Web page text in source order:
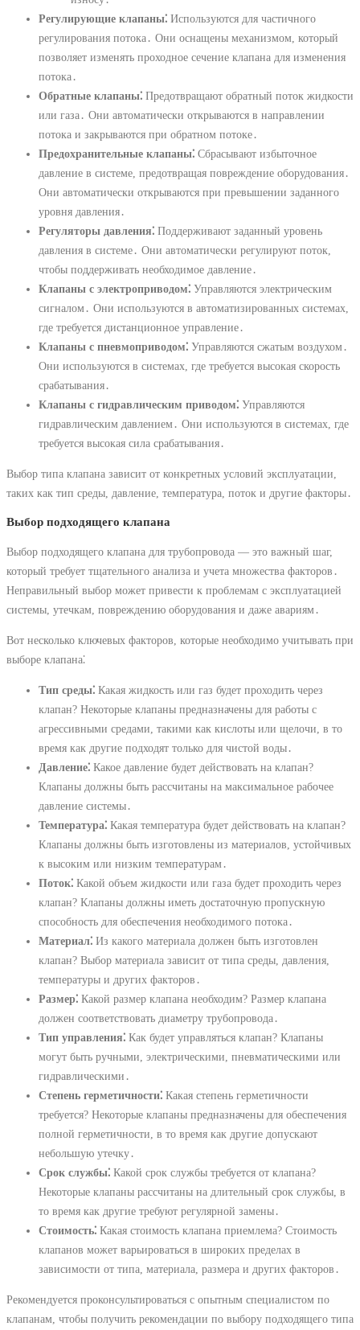
Регулирующие клапаны⁚ Используются для частичного
регулирования потока․ Они оснащены механизмом, который
позволяет изменять проходное сечение клапана для изменения
потока․
Обратные клапаны⁚ Предотвращают обратный поток жидкости
или газа․ Они автоматически открываются в направлении
потока и закрываются при обратном потоке․
Предохранительные клапаны⁚ Сбрасывают избыточное
давление в системе, предотвращая повреждение оборудования․
Они автоматически открываются при превышении заданного
уровня давления․
Регуляторы давления⁚ Поддерживают заданный уровень
давления в системе․ Они автоматически регулируют поток,
чтобы поддерживать необходимое давление․
Клапаны с электроприводом⁚ Управляются электрическим
сигналом․ Они используются в автоматизированных системах,
где требуется дистанционное управление․
Клапаны с пневмоприводом⁚ Управляются сжатым воздухом․
Они используются в системах, где требуется высокая скорость
срабатывания․
Клапаны с гидравлическим приводом⁚ Управляются
гидравлическим давлением․ Они используются в системах, где
требуется высокая сила срабатывания․
Выбор типа клапана зависит от конкретных условий эксплуатации,
таких как тип среды, давление, температура, поток и другие факторы․
Выбор подходящего клапана
Выбор подходящего клапана для трубопровода ― это важный шаг,
который требует тщательного анализа и учета множества факторов․
Неправильный выбор может привести к проблемам с эксплуатацией
системы, утечкам, повреждению оборудования и даже авариям․
Вот несколько ключевых факторов, которые необходимо учитывать при
выборе клапана⁚
Тип среды⁚ Какая жидкость или газ будет проходить через
клапан? Некоторые клапаны предназначены для работы с
агрессивными средами, такими как кислоты или щелочи, в то
время как другие подходят только для чистой воды․
Давление⁚ Какое давление будет действовать на клапан?
Клапаны должны быть рассчитаны на максимальное рабочее
давление системы․
Температура⁚ Какая температура будет действовать на клапан?
Клапаны должны быть изготовлены из материалов, устойчивых
к высоким или низким температурам․
Поток⁚ Какой объем жидкости или газа будет проходить через
клапан? Клапаны должны иметь достаточную пропускную
способность для обеспечения необходимого потока․
Материал⁚ Из какого материала должен быть изготовлен
клапан? Выбор материала зависит от типа среды, давления,
температуры и других факторов․
Размер⁚ Какой размер клапана необходим? Размер клапана
должен соответствовать диаметру трубопровода․
Тип управления⁚ Как будет управляться клапан? Клапаны
могут быть ручными, электрическими, пневматическими или
гидравлическими․
Степень герметичности⁚ Какая степень герметичности
требуется? Некоторые клапаны предназначены для обеспечения
полной герметичности, в то время как другие допускают
небольшую утечку․
Срок службы⁚ Какой срок службы требуется от клапана?
Некоторые клапаны рассчитаны на длительный срок службы, в
то время как другие требуют регулярной замены․
Стоимость⁚ Какая стоимость клапана приемлема? Стоимость
клапанов может варьироваться в широких пределах в
зависимости от типа, материала, размера и других факторов․
Рекомендуется проконсультироваться с опытным специалистом по
клапанам, чтобы получить рекомендации по выбору подходящего типа